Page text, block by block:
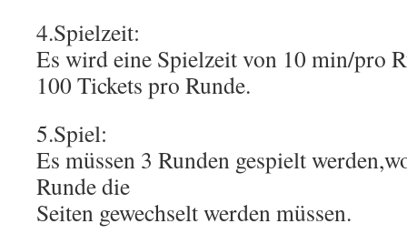
4.Spielzeit:
Es wird eine Spielzeit von 10 min/pro
100 Tickets pro Runde.
5.Spiel:
Es müssen 3 Runden gespielt
Runde die
Seiten gewechselt werden müssen.